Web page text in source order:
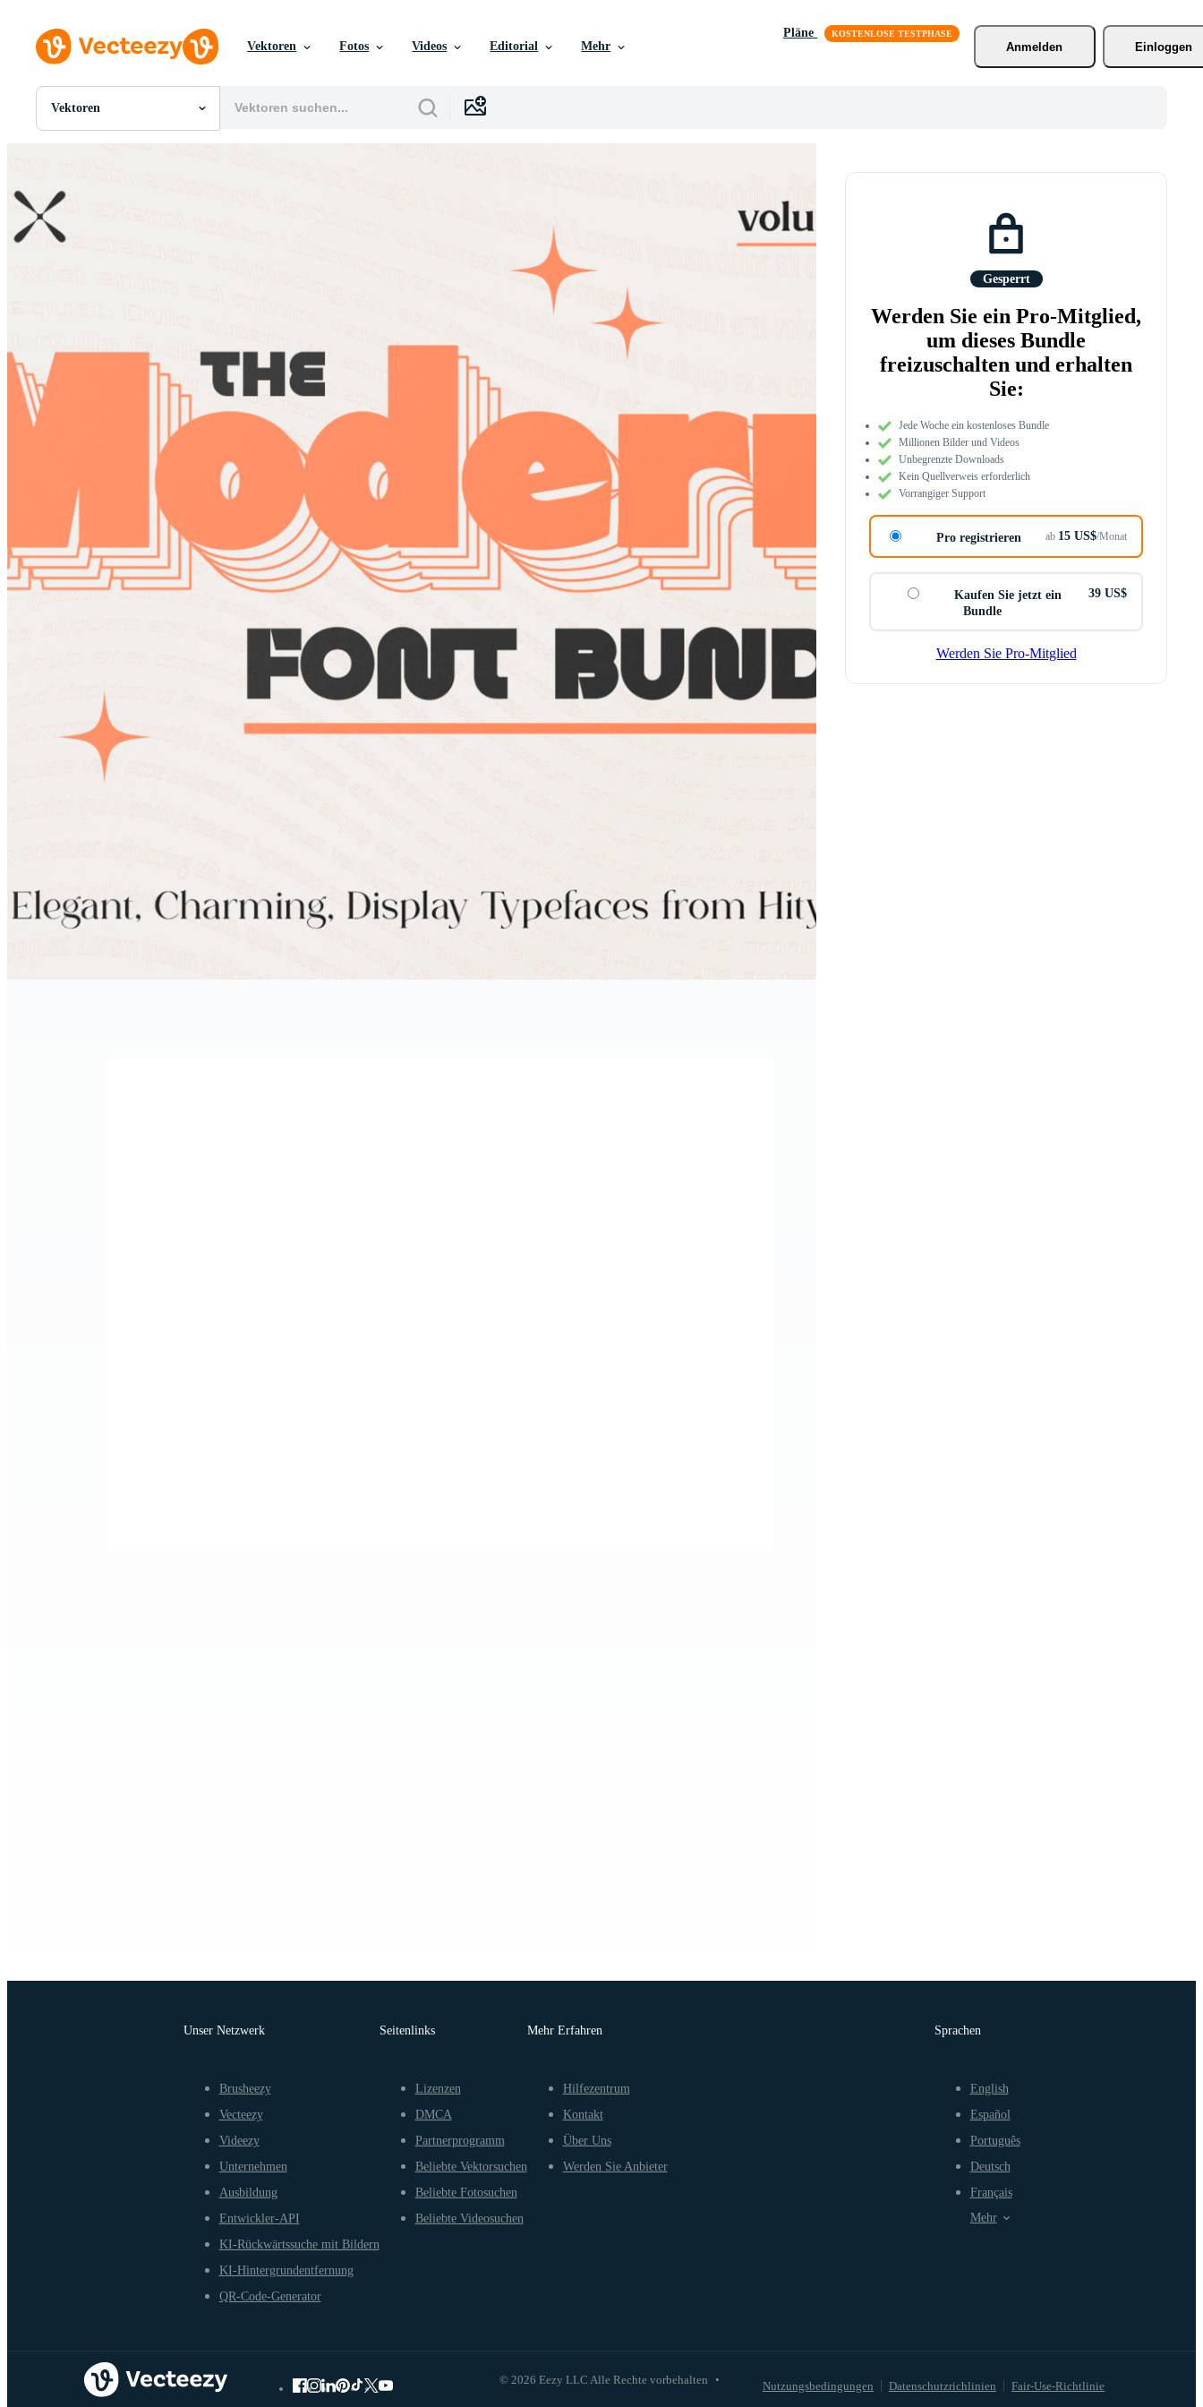
Vektoren Fotos Videos Editorial Mehr
Pläne
Anmelden
Einloggen
Vektoren
Alle Bilder
Gesperrt
Werden Sie ein Pro-Mitglied,
um dieses Bundle
freizuschalten und erhalten
Sie:
Jede Woche ein kostenloses Bundle
Millionen Bilder und Videos
Unbegrenzte Downloads
Kein Quellverweis erforderlich
Vorrangiger Support
Pro registrieren ab 15 US$/Monat
Kaufen Sie jetzt ein
Bundle
39 US$
Werden Sie Pro-Mitglied
Unser Netzwerk
Brusheezy
Vecteezy
Videezy
Unternehmen
Ausbildung
Entwickler-API
KI-Rückwärtssuche mit Bildern
KI-Hintergrundentfernung
QR-Code-Generator
Seitenlinks
Lizenzen
DMCA
Partnerprogramm
Beliebte Vektorsuchen
Beliebte Fotosuchen
Beliebte Videosuchen
Mehr Erfahren
Hilfezentrum
Kontakt
Über Uns
Werden Sie Anbieter
© 2026 Eezy LLC Alle Rechte vorbehalten • Nutzungsbedingungen Datenschutzrichlinien Fair-Use-Richtlinie
Sprachen
English
Español
Português
Deutsch
Français
Mehr